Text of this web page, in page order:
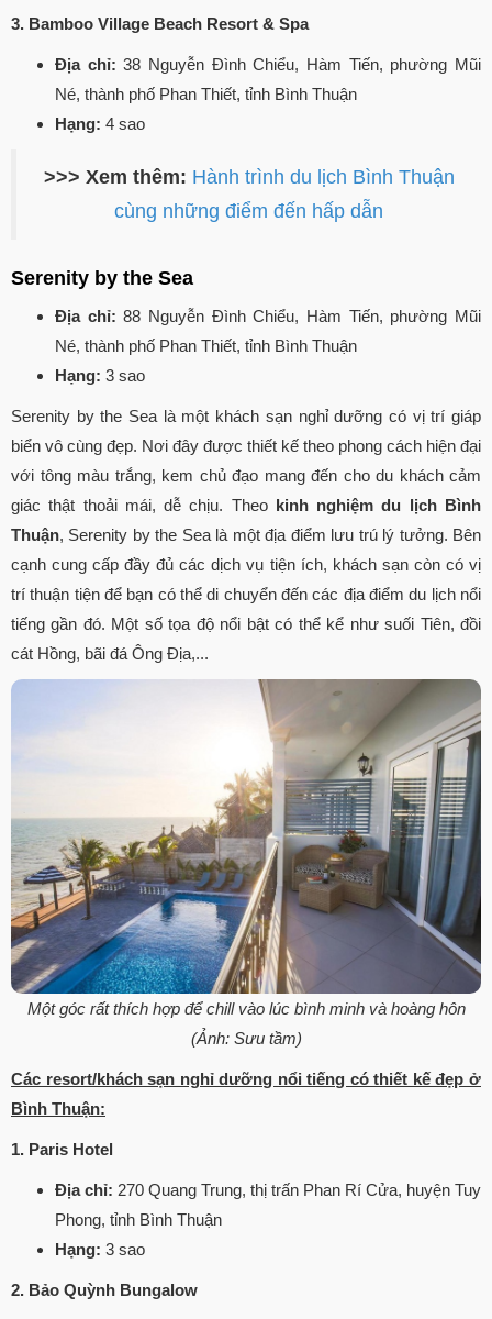
3. Bamboo Village Beach Resort & Spa
Địa chỉ: 38 Nguyễn Đình Chiểu, Hàm Tiến, phường Mũi
Né, thành phố Phan Thiết, tỉnh Bình Thuận
Hạng: 4 sao
>>> Xem thêm: Hành trình du lịch Bình Thuận
cùng những điểm đến hấp dẫn
Serenity by the Sea
Địa chỉ: 88 Nguyễn Đình Chiểu, Hàm Tiến, phường Mũi
Né, thành phố Phan Thiết, tỉnh Bình Thuận
Hạng: 3 sao
Serenity by the Sea là một khách sạn nghỉ dưỡng có vị trí giáp
biển vô cùng đẹp. Nơi đây được thiết kế theo phong cách hiện đại
với tông màu trắng, kem chủ đạo mang đến cho du khách cảm
giác thật thoải mái, dễ chịu. Theo kinh nghiệm du lịch Bình
Thuận, Serenity by the Sea là một địa điểm lưu trú lý tưởng. Bên
cạnh cung cấp đầy đủ các dịch vụ tiện ích, khách sạn còn có vị
trí thuận tiện để bạn có thể di chuyển đến các địa điểm du lịch nổi
tiếng gần đó. Một số tọa độ nổi bật có thể kể như suối Tiên, đồi
cát Hồng, bãi đá Ông Địa,...
Một góc rất thích hợp để chill vào lúc bình minh và hoàng hôn
(Ảnh: Sưu tầm)
Các resort/khách sạn nghỉ dưỡng nổi tiếng có thiết kế đẹp ở
Bình Thuận:
1. Paris Hotel
Địa chỉ: 270 Quang Trung, thị trấn Phan Rí Cửa, huyện Tuy
Phong, tỉnh Bình Thuận
Hạng: 3 sao
2. Bảo Quỳnh Bungalow